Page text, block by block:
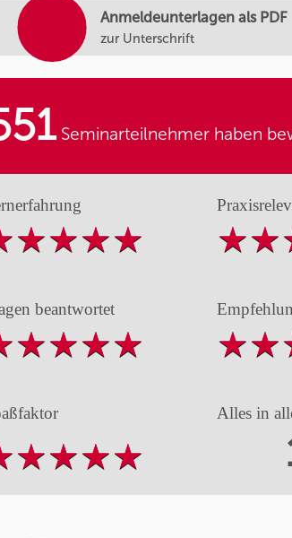
Anmeldeunterlagen als PDF
zur Unterschrift
Seminarteilnehmer haben
beantwortet
Alles in